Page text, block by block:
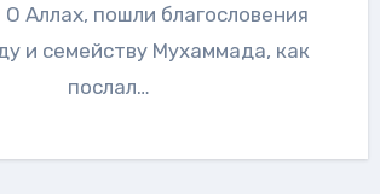
Аллах, пошли благословения
и семейству Мухаммада, как
послал…